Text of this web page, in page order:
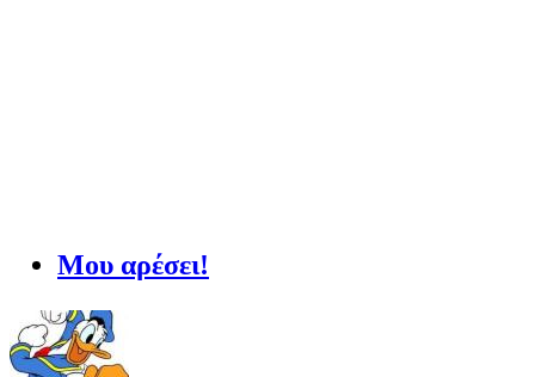
Μου αρέσει!